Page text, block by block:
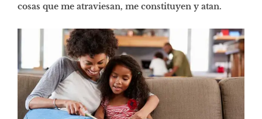
cosas que me atraviesan, me constituyen y atan.